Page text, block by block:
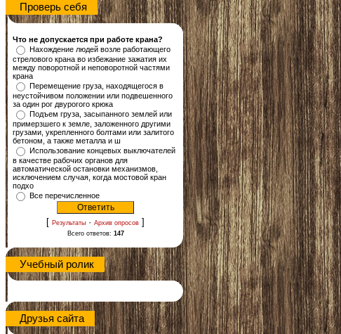
Проверь себя
Что не допускается при работе крана?
Нахождение людей возле работающего
стрелового крана во избежание зажатия их
между поворотной и неповоротной частями
крана
Перемещение груза, находящегося в
неустойчивом положении или подвешенного
за один рог двурогого крюка
Подъем груза, засыпанного землей или
примерзшего к земле, заложенного другими
грузами, укрепленного болтами или залитого
бетоном, а также металла и ш
Использование концевых выключателей
в качестве рабочих органов для
автоматической остановки механизмов,
исключением случая, когда мостовой кран
подхо
Все перечисленное
[ Результаты · Архив опросов ]
Всего ответов: 147
Учебный ролик
Друзья сайта